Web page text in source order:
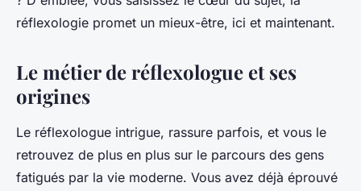
réflexologie promet un mieux-être, ici et maintenant.
Le métier de réflexologue et ses
origines
Le réflexologue intrigue, rassure parfois, et vous le
retrouvez de plus en plus sur le parcours des gens
fatigués par la vie moderne. Vous avez déjà éprouvé